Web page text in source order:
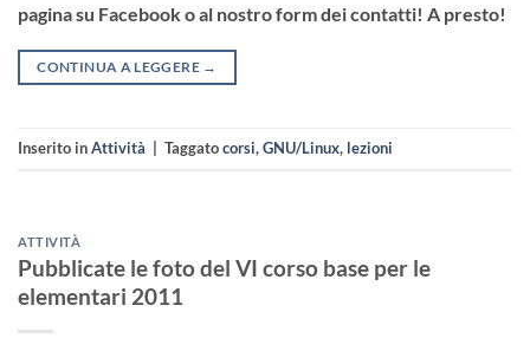
pagina su Facebook o al nostro form dei contatti! A presto!
CONTINUA A LEGGERE →
Inserito inAttività Taggatocorsi,GNU/Linux, lezioni
ATTIVITÀ
Pubblicate le foto del VI corso base per le
elementari 2011